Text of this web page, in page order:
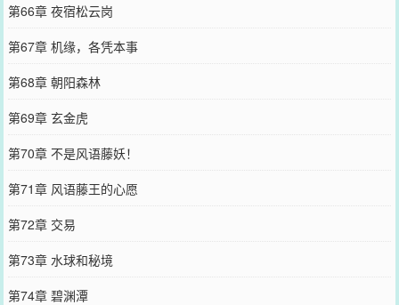
第66章 夜宿松云岗
第67章 机缘，各凭本事
第68章 朝阳森林
第69章 玄金虎
第70章 不是风语藤妖！
第71章 风语藤王的心愿
第72章 交易
第73章 水球和秘境
第74章 碧渊潭